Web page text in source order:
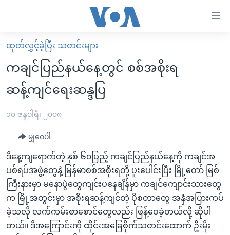
လွယ်ကူ
စေ
သည့်
များ
အကြောင်းအရာ
ကျော်
ကြည့်
ပင်မ
မူလစာမျက်နှာ
မြန်မာ
ကမ္ဘာ့သတင်းများ
နိုင်ငံတကာ
အစ္စရေး-ပါလက်စတိုင်း
ရပ်ဝန်းတခု လမ်းတခု အလွန်
အင်္ဂလိပ်စာလေ့လာမယ်
အမေရိကန်သုံးအီဒီယံ
မကြေးမုံရဲ့ အင်္ဂလိပ်စာ
ရုပ်ရှင်ထဲက အင်္ဂလိပ်စာ
အပတ်စဉ်ကဏ္ဍများ
ရေဒီယို
တီဗွီ
ရေဒီယိုနှင့်ရုပ်သံ အချက်အလက်များ
ရေဒီယို/တီဗွီအစီအစဉ်
ထုတ်လွှင့်ခဲ့ပြီး သတင်းများ
ကချင်ပြည်နယ်နေ့တွင် စစ်အစိုးရ
ဆန့်ကျင်ရေးဆန္ဒပြ
၁၀ ဇန္နဝါရီ၊ ၂၀၀၈
မျှဝေပါ
ဒီနေ့ကျရောက်တဲ့ နှစ် ၆၀ပြည့် ကချင်ပြည်နယ်နေ့ကို ကချင်အ
ပစ်ရပ်အဖွဲ့တွေနဲ့ မြန်မာစစ်အစိုးရတို့ ပူးပေါင်းပြီး မြို့တော် မြစ်
ကြီးနားမှာ မနောပွဲတွေကျင်းပနေချိန်မှာ ကချင်ကျောင်းသားတွေ
က မြို့အတွင်းမှာ အစိုးရဆန့်ကျင်တဲ့ ပိုစတာတွေ အနှံအပြားကပ်
ခဲ့သလို လက်ကမ်းစာစောင်တွေလည်း ဖြန့်ဝေခဲ့တယ်လို့ ဆိုပါ
တယ်။ ဒီအကြောင်းကို ထိုင်းအခြေစိုက်သတင်းထောက် ဦးမိုး